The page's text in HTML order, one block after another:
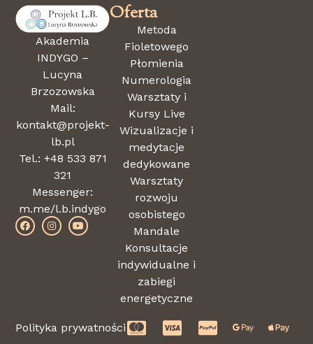
Akademia
INDYGO –
Lucyna
Brzozowska
Mail:
kontakt@projekt-
lb.pl
Tel.: +48 533 871
321
Messenger:
m.me/l.b.indygo
Oferta
Metoda
Fioletowego
Płomienia
Numerologia
Warsztaty i
Kursy Live
Wizualizacje i
medytacje
dedykowane
Warsztaty
rozwoju
osobistego
Mandale
Konsultacje
indywidualne i
zabiegi
energetyczne
Polityka prywatności